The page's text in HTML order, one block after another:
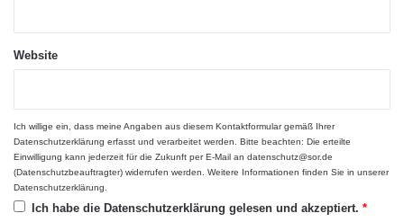
Absolvent:innen mit Mehrfachabschlüssen
fachlich umfassend ausgebildet und haben
verschiedene Perspektiven auf ihr Studienfach
kennengelernt, sondern haben zudem unter
Website
Ich willige ein, dass meine Angaben aus diesem Kontaktformular gemäß Ihrer
Datenschutzerklärung erfasst und verarbeitet werden. Bitte beachten: Die erteilte
Einwilligung kann jederzeit für die Zukunft per E-Mail an datenschutz@sor.de
(Datenschutzbeauftragter) widerrufen werden. Weitere Informationen finden Sie in unserer
Datenschutzerklärung
Ich habe die Datenschutzerklärung gelesen und akzeptiert. *